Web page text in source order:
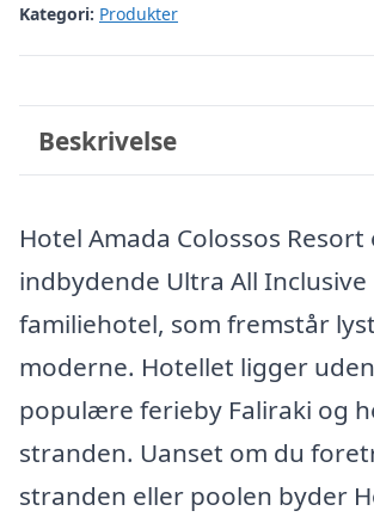
Kategori: Produkter
Beskrivelse
Hotel Amada Colossos Resort
indbydende Ultra All Inclusive
familiehotel, som fremstår
moderne. Hotellet ligger
populære ferieby Faliraki og
stranden. Uanset om du
stranden eller poolen byder